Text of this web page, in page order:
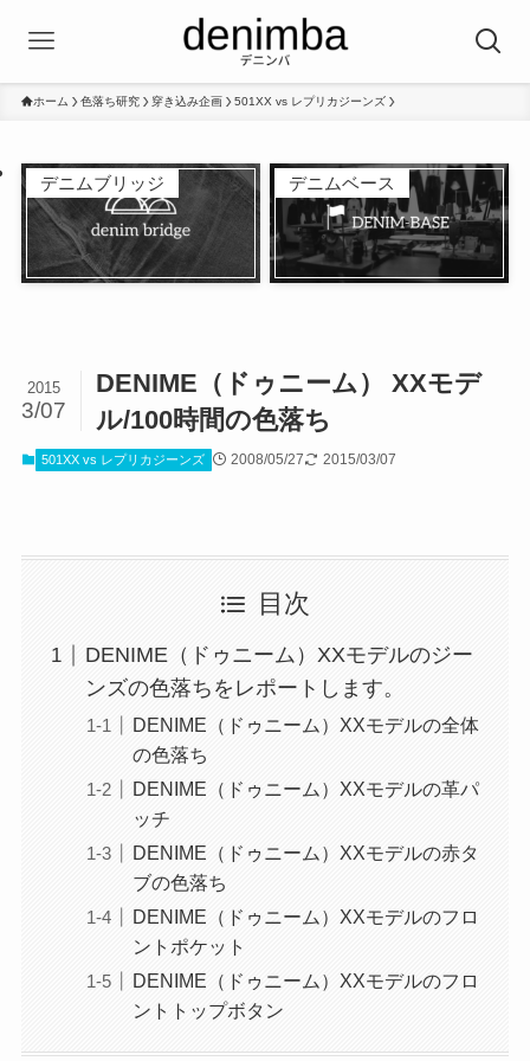
ホーム 色落ち研究 穿き込み企画 501XX vs レプリカジーンズ
デニムブリッジ デニムベース
DENIME（ドゥニーム） XXモデ
ル/100時間の色落ち
2015
3/07
501XX vs レプリカジーンズ 2008/05/27 2015/03/07
目次
DENIME（ドゥニーム）XXモデルのジー
ンズの色落ちをレポートします。
DENIME（ドゥニーム）XXモデルの全体
の色落ち
DENIME（ドゥニーム）XXモデルの革パ
ッチ
DENIME（ドゥニーム）XXモデルの赤タ
ブの色落ち
DENIME（ドゥニーム）XXモデルのフロ
ントポケット
DENIME（ドゥニーム）XXモデルのフロ
ントトップボタン